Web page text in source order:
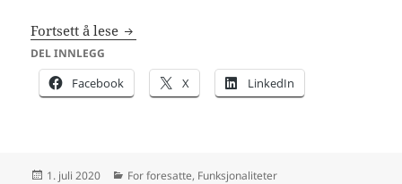
Fortsett å lese Gjentagende dagspåminnelse
DEL INNLEGG
Facebook X LinkedIn
Publisert
1. juli 2020 Kategorier
For foresatte, Funksjonaliteter